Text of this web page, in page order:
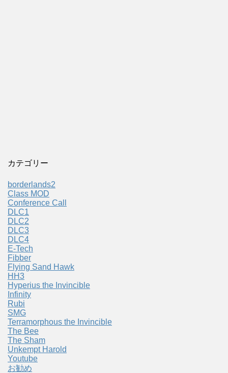
カテゴリー
borderlands2
Class MOD
Conference Call
DLC1
DLC2
DLC3
DLC4
E-Tech
Fibber
Flying Sand Hawk
HH3
Hyperius the Invincible
Infinity
Rubi
SMG
Terramorphous the Invincible
The Bee
The Sham
Unkempt Harold
Youtube
お勧め